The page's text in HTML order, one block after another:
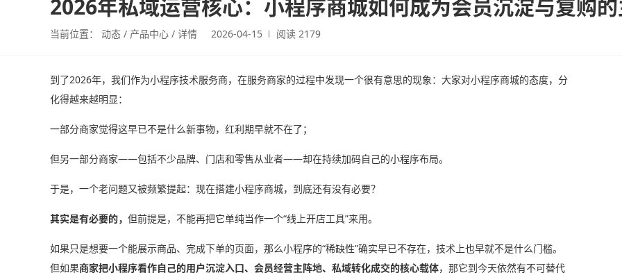
2026年私域运营核心：小程序商城如何成为会员沉淀与复购的
当前位置： 动态 产品中心 详情 2026-04-15 阅读 2179
到了2026年，我们作为小程序技术服务商，在服务商家的过程中发现一个很有意思的现象：大家对小程序商城的态度，分
化得越来越明显：
一部分商家觉得这早已不是什么新事物，红利期早就不在了；
但另一部分商家——包括不少品牌、门店和零售从业者——却在持续加码自己的小程序布局。
于是，一个老问题又被频繁提起：现在搭建小程序商城，到底还有没有必要？
其实是有必要的， 但前提是，不能再把它单纯当作一个“线上开店工具”来用。
如果只是想要一个能展示商品、完成下单的页面，那么小程序的“稀缺性”确实早已不存在，技术上也早就不是什么门槛。
但如果商家把小程序看作自己的用户沉淀入口、会员经营主阵地、私域转化成交的核心载体，那它到今天依然有不可替代